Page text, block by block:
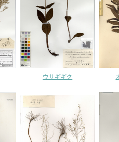
ウサギギク